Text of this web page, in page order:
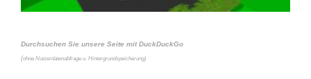
Durchsuchen Sie unsere Seite mit DuckDuckGo
(ohne Nutzerdatenabfrage u. Hintergrundspeicherung)